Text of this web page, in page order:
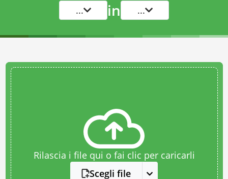
... in ...
Rilascia i file qui o fai clic per caricarli
Scegli file